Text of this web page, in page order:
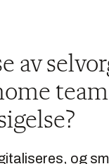
av
og